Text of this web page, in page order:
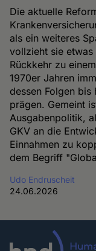
Die aktuelle
als ein weiteres
vollzieht sie
Rückkehr zu
1970er Jahren
dessen Folgen bis
prägen. Gemeint
Ausgabenpolitik,
GKV an die
Einnahmen zu
dem Begriff
Udo Endruscheit
24.06.2026